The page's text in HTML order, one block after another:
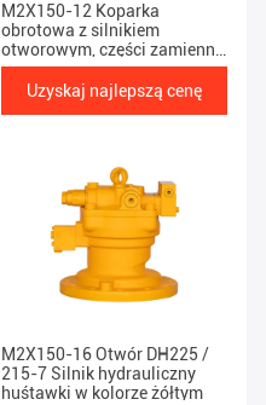
M2X150-12 Koparka
obrotowa z silnikiem
otworowym, części zamienne
do ciężkich maszyn R210
R220Uzyskaj najlepszą cenę
M2X150-16 Otwór DH225 /
215-7 Silnik hydrauliczny
huśtawki w kolorze żółtym